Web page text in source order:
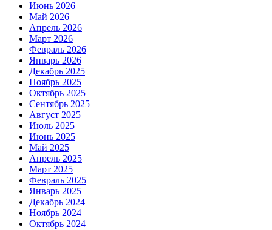
Июнь 2026
Май 2026
Апрель 2026
Март 2026
Февраль 2026
Январь 2026
Декабрь 2025
Ноябрь 2025
Октябрь 2025
Сентябрь 2025
Август 2025
Июль 2025
Июнь 2025
Май 2025
Апрель 2025
Март 2025
Февраль 2025
Январь 2025
Декабрь 2024
Ноябрь 2024
Октябрь 2024